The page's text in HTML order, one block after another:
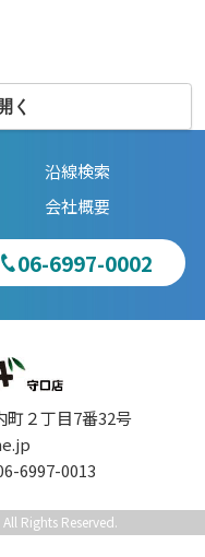
く
沿線検索
会社概要
06-6997-0002
町２丁目7番32号
6997-0013
Rights Reserved.